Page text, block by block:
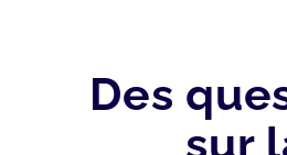
Des
sur